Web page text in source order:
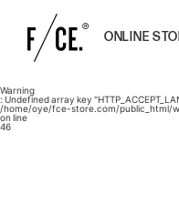
Warning
: Undefined array key
/home/oye/fce-store.com/public_html/
on line
46
ONLINE